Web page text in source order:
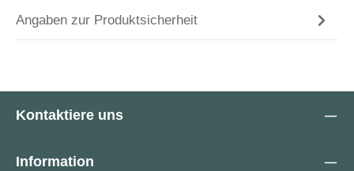
Angaben zur Produktsicherheit
Kontaktiere uns
Information